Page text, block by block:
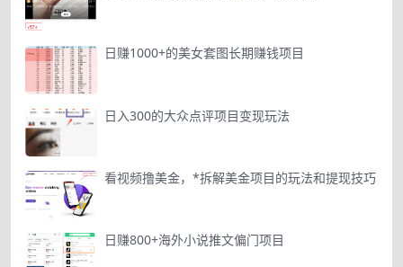
日赚1000+的美女套图长期赚钱项目
日入300的大众点评项目变现玩法
看视频撸美金，*拆解美金项目的玩法和提现技巧
日赚800+海外小说推文偏门项目